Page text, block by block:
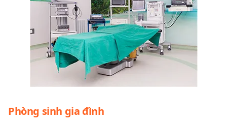
Phòng sinh gia đình